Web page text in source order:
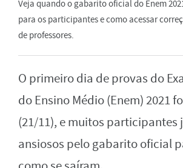
Veja quando o gabarito oficial do Enem
para os participantes e como acessar
de professores.
O primeiro dia de provas do
do Ensino Médio (Enem) 2021
(21/11), e muitos participantes
ansiosos pelo gabarito oficial